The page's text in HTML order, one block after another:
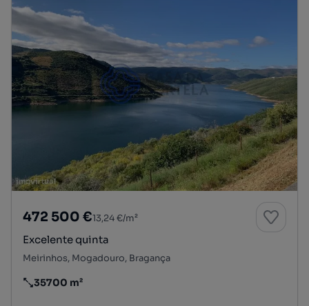
472 500 €13,24 €/m²
Excelente quinta
Meirinhos, Mogadouro, Bragança
Preço por metro quadrado
35700 m²